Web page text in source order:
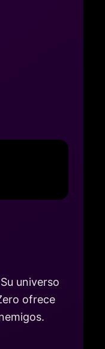
universo
ofrece